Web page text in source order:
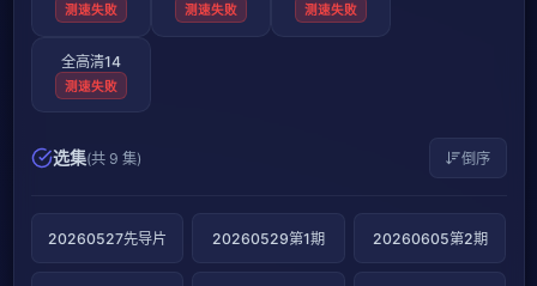
测速失败 测速失败 测速失败
全高清14
测速失败
选集(共 9 集) 倒序
20260527先导片 20260529第1期 20260605第2期